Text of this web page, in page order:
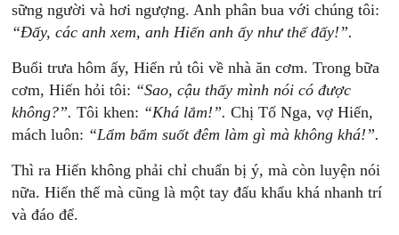
sững người và hơi ngượng. Anh phân bua với chúng tôi:
“Đấy, các anh xem, anh Hiến anh ấy như thế đấy!”.
Buổi trưa hôm ấy, Hiến rủ tôi về nhà ăn cơm. Trong bữa
cơm, Hiến hỏi tôi: “Sao, cậu thấy mình nói có được
không?”. Tôi khen: “Khá lắm!”. Chị Tố Nga, vợ Hiến,
mách luôn: “Lẩm bẩm suốt đêm làm gì mà không khá!”.
Thì ra Hiến không phải chỉ chuẩn bị ý, mà còn luyện nói
nữa. Hiến thế mà cũng là một tay đấu khẩu khá nhanh trí
và đáo để.